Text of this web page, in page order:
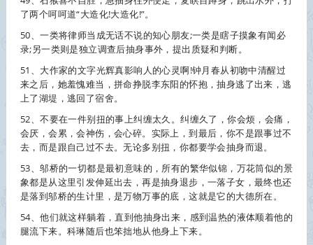
了两个呵呵道“大造化!大造化!”。
50、一类将律师当成无话不说的知心朋友;一类是瞎子摸象有闻必
录;另一类则是独立调查后抽身事外，提出质疑和判断。
51、大作家的文字光辉真影响人的心灵啊!钟月春从初吻中清醒过
来之后，她羞愧难当，拼命挣脱李东阳的怀抱，抽身逃了出来，逃
上了湖堤，逃回了宿舍。
52、不要在一件别扭的事上纠缠太久。纠缠久了，你会烦，会痛，
会厌，会累，会神伤，会心碎。实际上，到最后，你不是跟事过不
去，而是跟自己过不去。无论多别扭，你都要学会抽身而退。
53、邬桥的一切都是最初意味的，所有的繁华似锦，万花筒似的景
象都是从这里引发伸延出去，再是抽身退步，一落子女，最终也还
是落到邬桥的生计里，是万物万事的底，这就是它的大德所在。
54、他们就这样躺着，直到他抽身出来，感到温热的液体顺着他的
腿流下来。科琳随后也笨拙地从他身上下来。